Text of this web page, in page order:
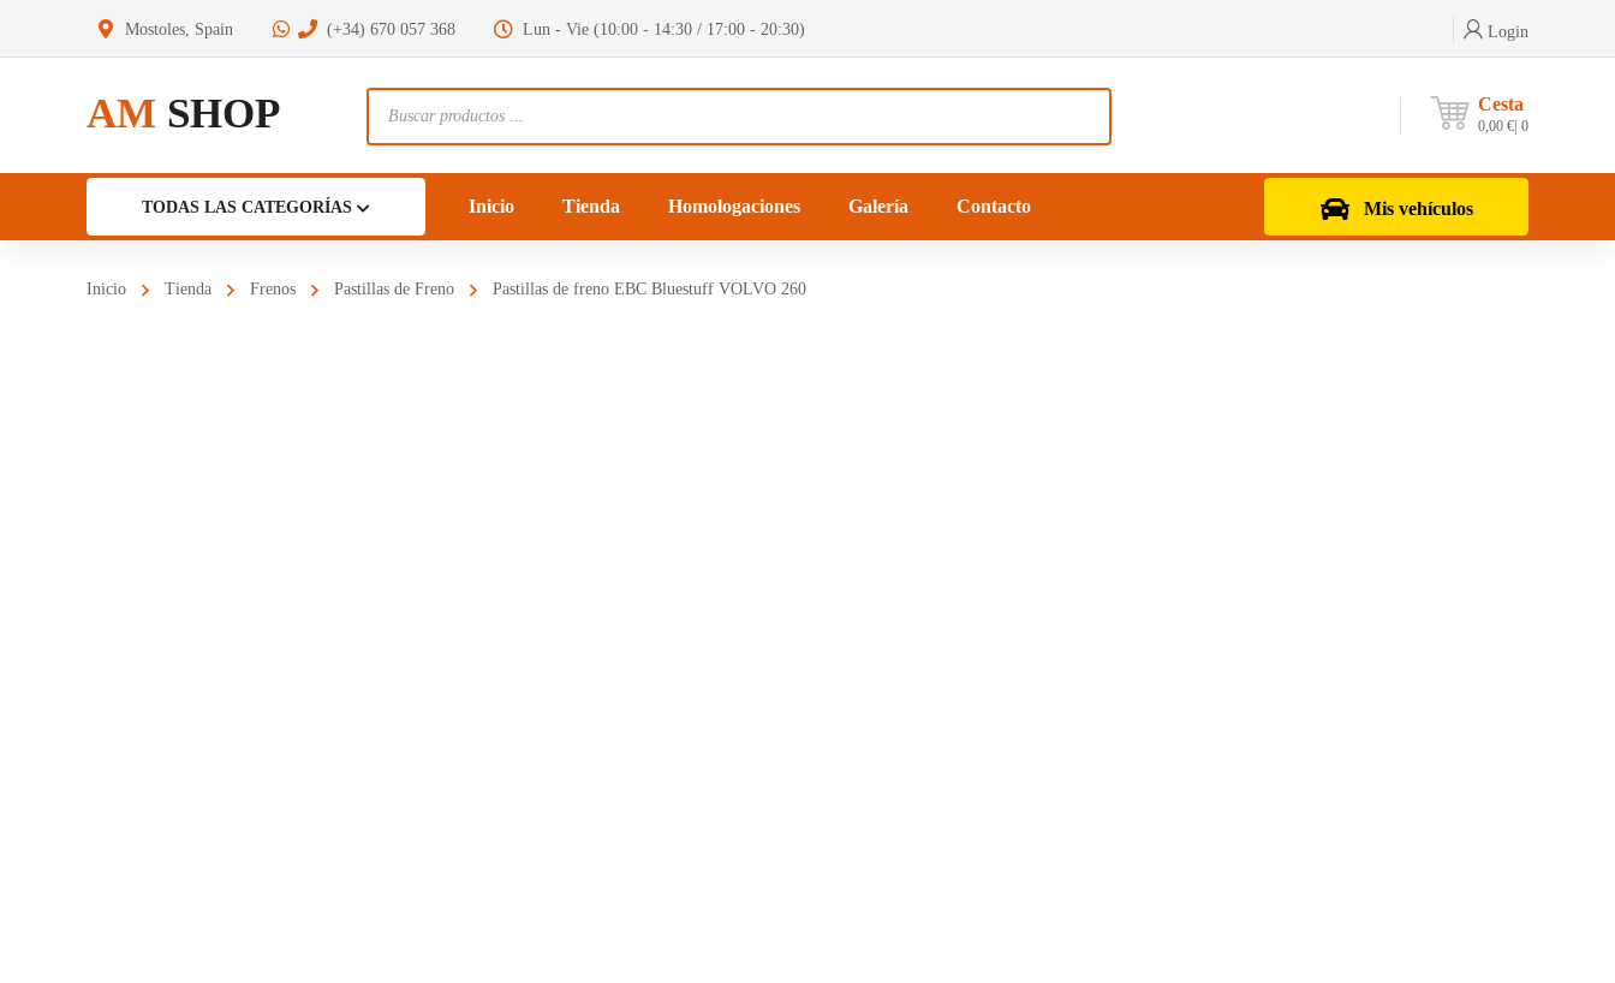
Mostoles, Spain (+34) 670 057 368 Lun - Vie (10:00 - 14:30 / 17:00 - 20:30) Login
AM SHOP Cesta
0,00 € 0
de
productos
Mis vehículos
TODAS LAS CATEGORÍAS Inicio Tienda Homologaciones Galería Contacto
Inicio Tienda Frenos Pastillas de Freno Pastillas de freno EBC Bluestuff VOLVO 260